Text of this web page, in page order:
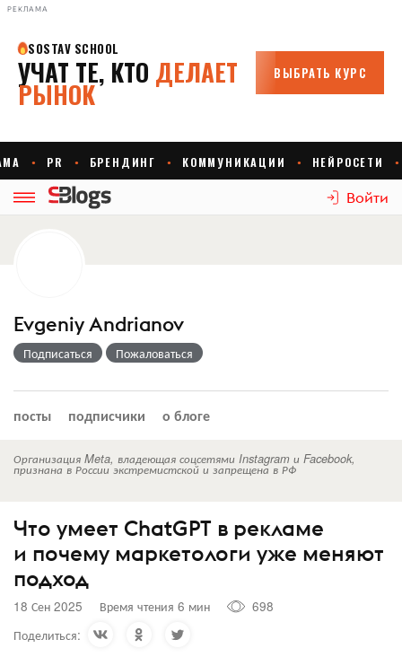
РЕКЛАМА
Войти
Evgeniy Andrianov
Подписаться Пожаловаться
посты подписчики о блоге
Организация Meta, владеющая соцсетями Instagram и Facebook,
признана в России экстремистской и запрещена в РФ
Что умеет ChatGPT в рекламе
и почему маркетологи уже меняют
подход
18 Сен 2025 Время чтения 6 мин
698
Поделиться: